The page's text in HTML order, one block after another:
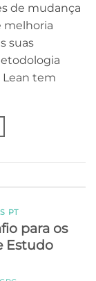
de mudança
melhoria
suas
Lean tem
PT
para os
Estudo